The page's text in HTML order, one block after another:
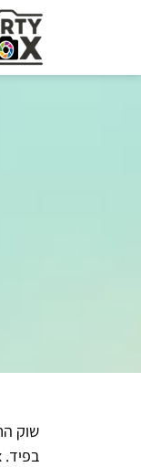
שוק
בפיד.